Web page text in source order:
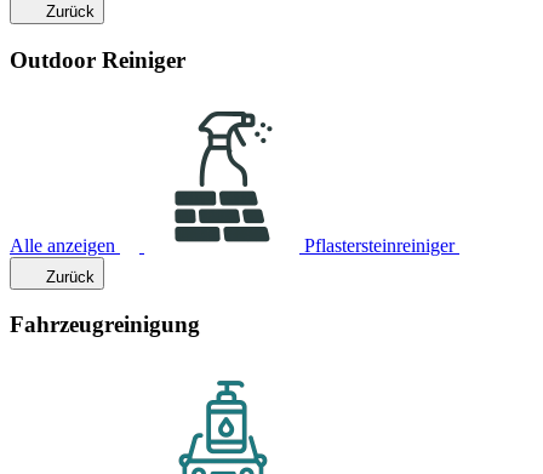
Zurück
Outdoor Reiniger
Alle anzeigen Pflastersteinreiniger
Zurück
Fahrzeugreinigung